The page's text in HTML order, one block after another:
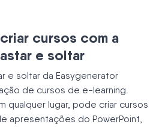
cursos com a
e soltar
e soltar da Easygenerator
de cursos de e-learning.
qualquer lugar, pode criar cursos
apresentações do PowerPoint,